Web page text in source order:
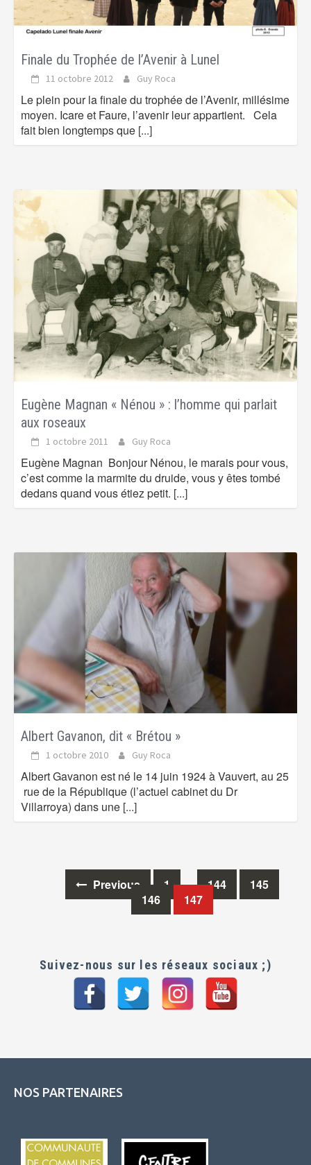
Finale du Trophée de l’Avenir à Lunel
11 octobre 2012 Guy Roca
Le plein pour la finale du trophée de l’Avenir, millésime
moyen. Icare et Faure, l’avenir leur appartient. Cela
fait bien longtemps que [...]
Eugène Magnan « Nénou » : l’homme qui parlait
aux roseaux
1 octobre 2011 Guy Roca
Eugène Magnan Bonjour Nénou, le marais pour vous,
c’est comme la marmite du druide, vous y êtes tombé
dedans quand vous étiez petit. [...]
Albert Gavanon, dit « Brétou »
1 octobre 2010 Guy Roca
Albert Gavanon est né le 14 juin 1924 à Vauvert, au 25
rue de la République (l’actuel cabinet du Dr
Villarroya) dans une [...]
Previous 1 … 144
145
146
147
Suivez-nous sur les réseaux sociaux ;)
NOS PARTENAIRES